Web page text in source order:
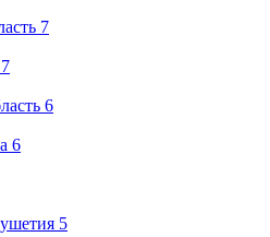
7
7
6
6
5